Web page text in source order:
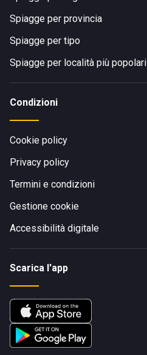
Spiagge per provincia
Spiagge per tipo
Spiagge per località più popolari
Condizioni
Cookie policy
Privacy policy
Termini e condizioni
Gestione cookie
Accessibilità digitale
Scarica l'app